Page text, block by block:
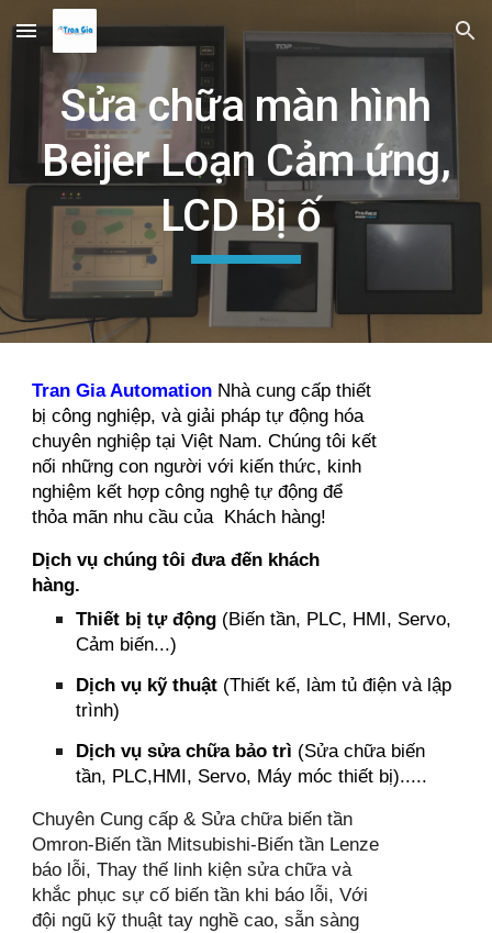
Skip to main content Skip to navigation
Sửa chữa màn hình
Beijer Loạn Cảm ứng,
LCD Bị ố
Tran Gia Automation Nhà cung cấp thiết
bị công nghiệp, và giải pháp tự động hóa
chuyên nghiệp tại Việt Nam. Chúng tôi kết
nối những con người với kiến thức, kinh
nghiệm kết hợp công nghệ tự động để
thỏa mãn nhu cầu của Khách hàng!
Dịch vụ chúng tôi đưa đến khách
hàng.
Thiết bị tự động (Biến tần, PLC, HMI, Servo,
Cảm biến...)
Dịch vụ kỹ thuật (Thiết kế, làm tủ điện và lập
trình)
Dịch vụ sửa chữa bảo trì (Sửa chữa biến
tần, PLC,HMI, Servo, Máy móc thiết bị).....
Chuyên Cung cấp & Sửa chữa biến tần
Omron-Biến tần Mitsubishi-Biến tần Lenze
báo lỗi, Thay thế linh kiện sửa chữa và
khắc phục sự cố biến tần khi báo lỗi, Với
đội ngũ kỹ thuật tay nghề cao, sẵn sàng